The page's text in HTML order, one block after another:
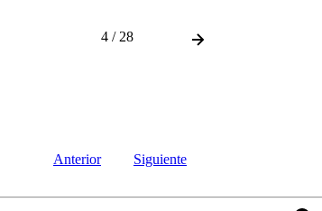
Anterior
4 / 28
Siguiente